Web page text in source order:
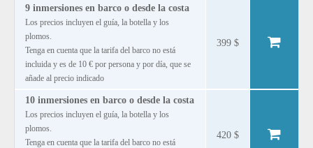
9 inmersiones en barco o desde la costa
Los precios incluyen el guía, la botella y los
plomos.
Tenga en cuenta que la tarifa del barco no está
incluida y es de 10 € por persona y por día, que se
añade al precio indicado
399 $
10 inmersiones en barco o desde la costa
Los precios incluyen el guía, la botella y los
plomos.
Tenga en cuenta que la tarifa del barco no está
420 $